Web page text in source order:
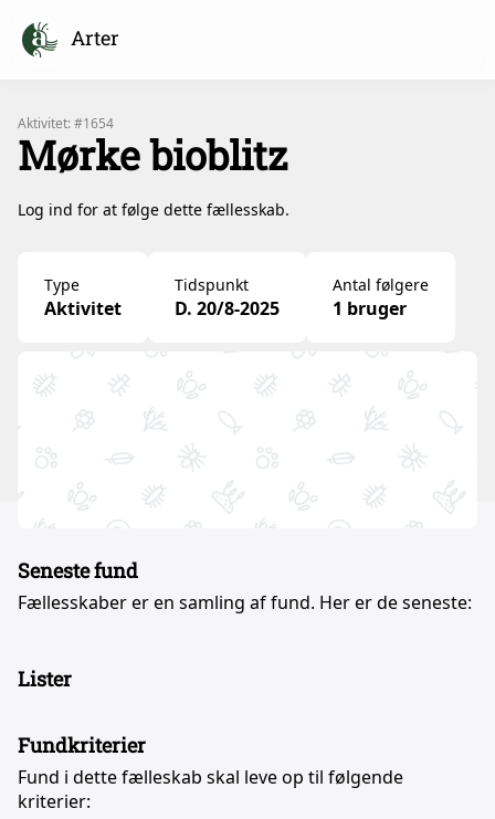
Arter
Aktivitet: #1654
Mørke bioblitz
Log ind for at følge dette fællesskab.
Type
Aktivitet
Tidspunkt
D. 20/8-2025
Antal følgere
1 bruger
Seneste fund
Fællesskaber er en samling af fund. Her er de seneste:
Lister
Fundkriterier
Fund i dette fælleskab skal leve op til følgende
kriterier: